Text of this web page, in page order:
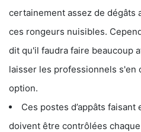
certainement assez de dégâts
ces rongeurs nuisibles.
dit qu'il faudra faire beaucoup
laisser les professionnels s'en
option.
Ces postes d’appâts
doivent être contrôlées